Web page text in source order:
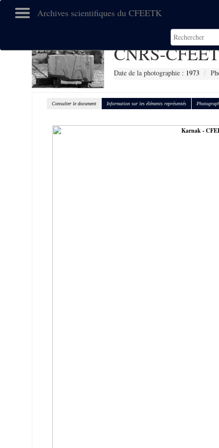
Archives scientifiques du CFEETK
CNRS-
Date de la photographie : 1973
Consulter le document Information sur les éléments représentés